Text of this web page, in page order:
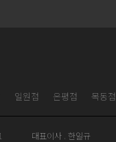
일원점 은평점 목동점
대표이사 . 한일규